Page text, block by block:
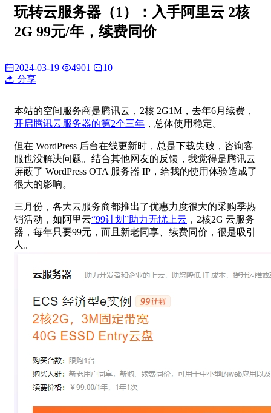
玩转云服务器（1）：入手阿里云 2核
2G 99元/年，续费同价
2024-03-19 4901
10
分享
本站的空间服务商是腾讯云，2核 2G1M，去年6月续费，
开启腾讯云服务器的第2个三年 ，总体使用稳定。
但在 WordPress 后台在线更新时，总是下载失败，咨询客
服也没解决问题。结合其他网友的反馈，我觉得是腾讯云
屏蔽了 WordPress OTA 服务器 IP，给我的使用体验造成了
很大的影响。
三月份，各大云服务商都推出了优惠力度很大的采购季热
销活动，如阿里云“99计划”助力无忧上云 ，2核2G 云服务
器，每年只要99元，而且新老同享、续费同价，很是吸引
人。